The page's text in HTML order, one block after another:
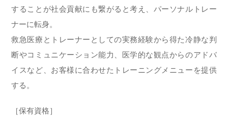
することが社会貢献にも繋がると考え、パーソナルトレー
ナーに転身。
救急医療とトレーナーとしての実務経験から得た冷静な判
断やコミュニケーション能力、医学的な観点からのアドバ
イスなど、お客様に合わせたトレーニングメニューを提供
する。
［保有資格］